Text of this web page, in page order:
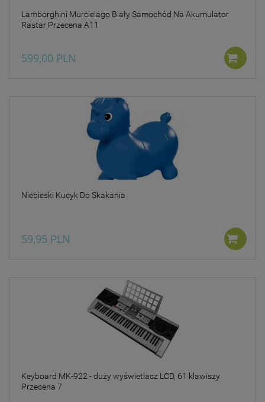
Lamborghini Murcielago Biały Samochód Na Akumulator
Rastar Przecena A11
599,00 PLN
Niebieski Kucyk Do Skakania
59,95 PLN
Keyboard MK-922 - duży wyświetlacz LCD, 61 klawiszy
Przecena 7